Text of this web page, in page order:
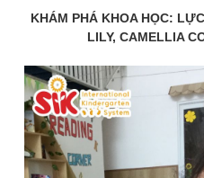
KHÁM PHÁ KHOA HỌC:
LILY, CAMELLIA